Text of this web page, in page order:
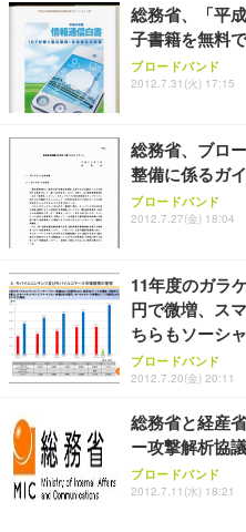
総務省、「平
子書籍を無料
ブロードバンド
2012.7.31(火) 17:15
総務省、ブロ
整備に係るガ
ブロードバンド
2012.7.27(金) 18:04
11年度のガラ
円で微増、ス
ちらもソーシ
ブロードバンド
2012.7.20(金) 20:11
総務省と経産
ー攻撃解析協
ブロードバンド
2012.7.11(水) 18:21